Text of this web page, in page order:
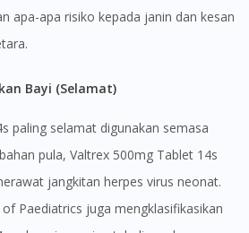
shopping from Singapore
apa-apa risiko kepada janin dan kesan
Bayi (Selamat)
paling selamat digunakan semasa
pula, Valtrex 500mg Tablet 14s
jangkitan herpes virus neonat.
Paediatrics juga mengklasifikasikan